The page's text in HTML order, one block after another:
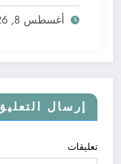
أغسطس 8, 2026
إرسال
تعليقات